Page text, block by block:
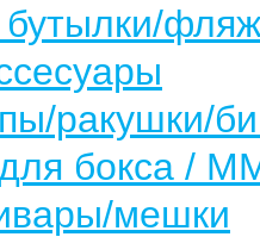
ракушки/
бокса /
мешки